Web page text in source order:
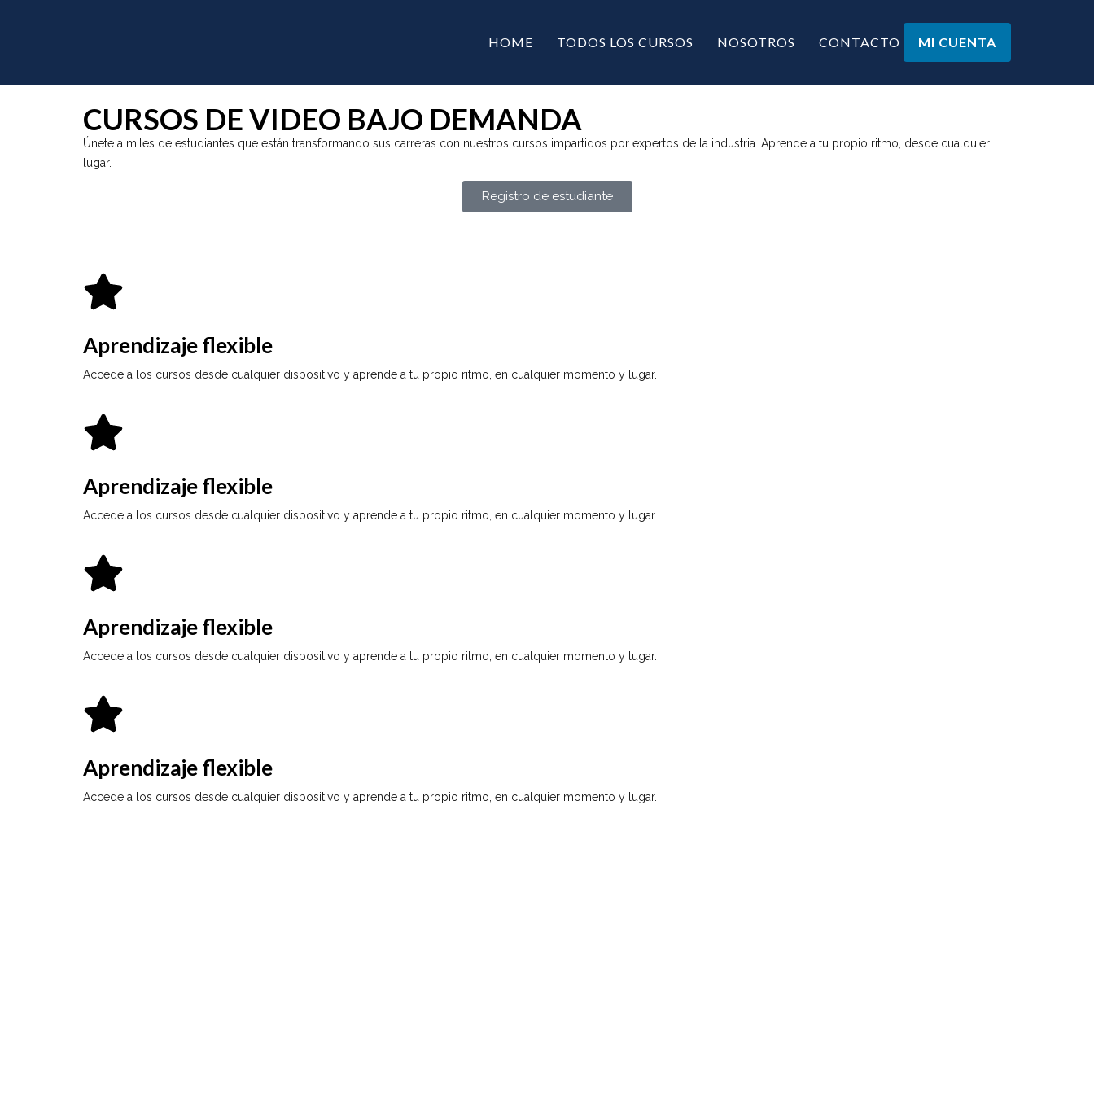
HOME TODOS LOS CURSOS NOSOTROS CONTACTO MI CUENTA
CURSOS DE VIDEO BAJO DEMANDA
Únete a miles de estudiantes que están transformando sus carreras con nuestros cursos impartidos por expertos de la industria. Aprende a tu propio ritmo, desde cualquier
lugar.
Registro de estudiante
Aprendizaje flexible
Accede a los cursos desde cualquier dispositivo y aprende a tu propio ritmo, en cualquier momento y lugar.
Aprendizaje flexible
Accede a los cursos desde cualquier dispositivo y aprende a tu propio ritmo, en cualquier momento y lugar.
Aprendizaje flexible
Accede a los cursos desde cualquier dispositivo y aprende a tu propio ritmo, en cualquier momento y lugar.
Aprendizaje flexible
Accede a los cursos desde cualquier dispositivo y aprende a tu propio ritmo, en cualquier momento y lugar.